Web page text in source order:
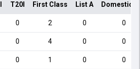
T20I First Class List A Domestic
0 2 0 0
0 4 0 0
0 1 0 0